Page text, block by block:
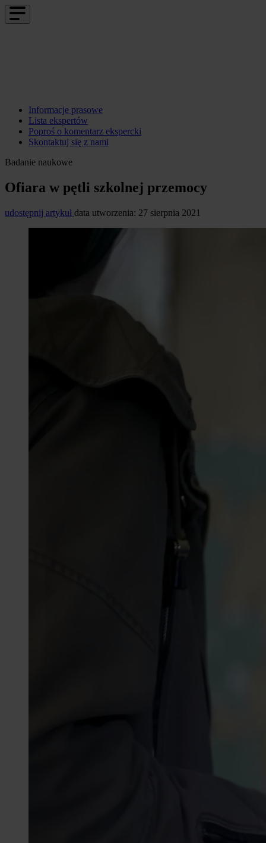
Informacje prasowe
Lista ekspertów
Poproś o komentarz ekspercki
Skontaktuj się z nami
Badanie naukowe
Ofiara w pętli szkolnej przemocy
udostępnij artykuł data utworzenia: 27 sierpnia 2021